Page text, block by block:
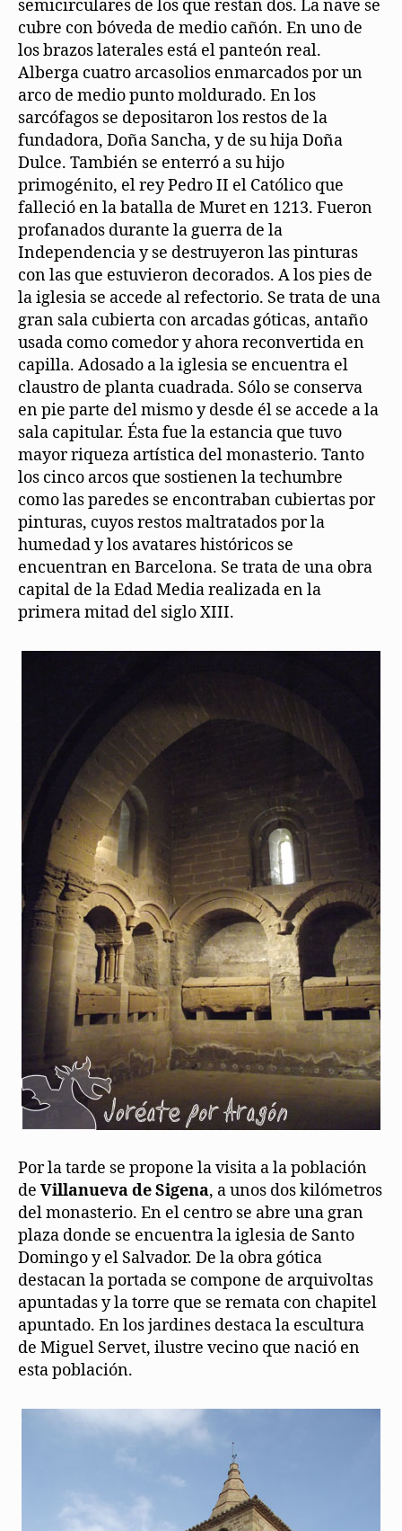
semicirculares de los que restan dos. La nave se
cubre con bóveda de medio cañón. En uno de
los brazos laterales está el panteón real.
Alberga cuatro arcasolios enmarcados por un
arco de medio punto moldurado. En los
sarcófagos se depositaron los restos de la
fundadora, Doña Sancha, y de su hija Doña
Dulce. También se enterró a su hijo
primogénito, el rey Pedro II el Católico que
falleció en la batalla de Muret en 1213. Fueron
profanados durante la guerra de la
Independencia y se destruyeron las pinturas
con las que estuvieron decorados. A los pies de
la iglesia se accede al refectorio. Se trata de una
gran sala cubierta con arcadas góticas, antaño
usada como comedor y ahora reconvertida en
capilla. Adosado a la iglesia se encuentra el
claustro de planta cuadrada. Sólo se conserva
en pie parte del mismo y desde él se accede a la
sala capitular. Ésta fue la estancia que tuvo
mayor riqueza artística del monasterio. Tanto
los cinco arcos que sostienen la techumbre
como las paredes se encontraban cubiertas por
pinturas, cuyos restos maltratados por la
humedad y los avatares históricos se
encuentran en Barcelona. Se trata de una obra
capital de la Edad Media realizada en la
primera mitad del siglo XIII.
Por la tarde se propone la visita a la población
de Villanueva de Sigena, a unos dos kilómetros
del monasterio. En el centro se abre una gran
plaza donde se encuentra la iglesia de Santo
Domingo y el Salvador. De la obra gótica
destacan la portada se compone de arquivoltas
apuntadas y la torre que se remata con chapitel
apuntado. En los jardines destaca la escultura
de Miguel Servet, ilustre vecino que nació en
esta población.